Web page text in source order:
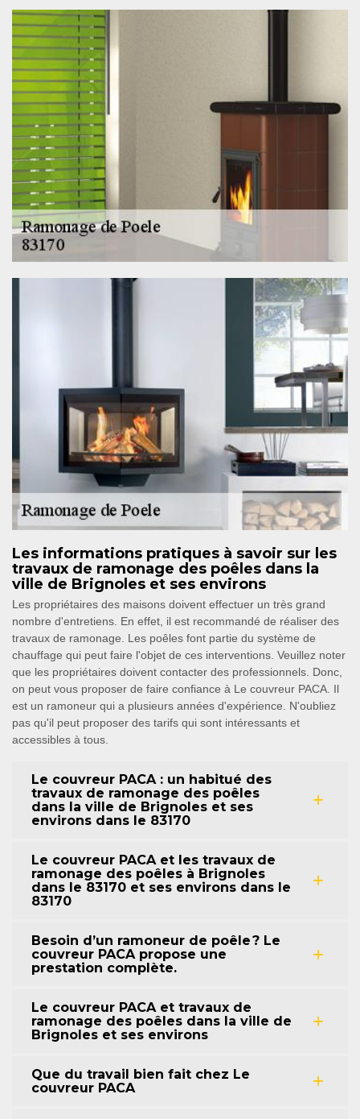
Les informations pratiques à savoir sur les
travaux de ramonage des poêles dans la
ville de Brignoles et ses environs
Les propriétaires des maisons doivent effectuer un très grand
nombre d'entretiens. En effet, il est recommandé de réaliser des
travaux de ramonage. Les poêles font partie du système de
chauffage qui peut faire l'objet de ces interventions. Veuillez noter
que les propriétaires doivent contacter des professionnels. Donc,
on peut vous proposer de faire confiance à Le couvreur PACA. Il
est un ramoneur qui a plusieurs années d'expérience. N'oubliez
pas qu'il peut proposer des tarifs qui sont intéressants et
accessibles à tous.
Le couvreur PACA : un habitué des
travaux de ramonage des poêles
dans la ville de Brignoles et ses
environs dans le 83170
Le couvreur PACA et les travaux de
ramonage des poêles à Brignoles
dans le 83170 et ses environs dans le
83170
Besoin d’un ramoneur de poêle ? Le
couvreur PACA propose une
prestation complète.
Le couvreur PACA et travaux de
ramonage des poêles dans la ville de
Brignoles et ses environs
Que du travail bien fait chez Le
couvreur PACA